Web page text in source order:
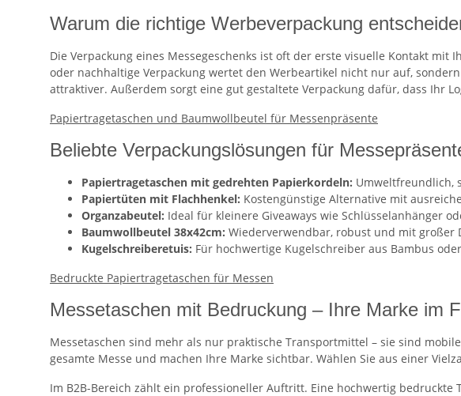
Warum die richtige Werbeverpackung
Die Verpackung eines Messegeschenks ist oft der erste visuelle Kontakt mit
oder nachhaltige Verpackung wertet den Werbeartikel nicht nur auf,
attraktiver. Außerdem sorgt eine gut gestaltete Verpackung dafür, dass Ihr
Papiertragetaschen und Baumwollbeutel für Messenpräsente
Beliebte Verpackungslösungen für
Papiertragetaschen mit gedrehten Papierkordeln: Umweltfreundlich,
Papiertüten mit Flachhenkel: Kostengünstige Alternative mit
Organzabeutel: Ideal für kleinere Giveaways wie Schlüsselanhänger
Baumwollbeutel 38x42cm: Wiederverwendbar, robust und mit großer
Kugelschreiberetuis: Für hochwertige Kugelschreiber aus Bambus
Bedruckte Papiertragetaschen für Messen
Messetaschen mit Bedruckung – Ihre Marke im
Messetaschen sind mehr als nur praktische Transportmittel – sie sind
gesamte Messe und machen Ihre Marke sichtbar. Wählen Sie aus einer
Im B2B-Bereich zählt ein professioneller Auftritt. Eine hochwertig